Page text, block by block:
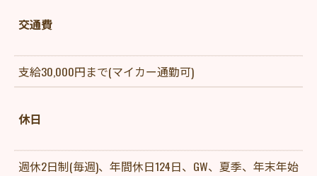
交通費
支給30,000円まで(マイカー通勤可)
休日
週休2日制(毎週)、年間休日124日、GW、夏季、年末年始